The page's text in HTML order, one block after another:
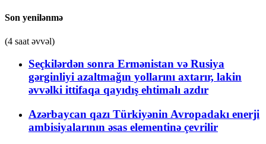
Son yenilənmə
(4 saat əvvəl)
Seçkilərdən sonra Ermənistan və Rusiya
gərginliyi azaltmağın yollarını axtarır, lakin
əvvəlki ittifaqa qayıdış ehtimalı azdır
Azərbaycan qazı Türkiyənin Avropadakı enerji
ambisiyalarının əsas elementinə çevrilir